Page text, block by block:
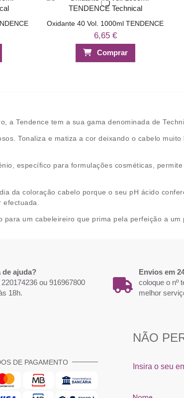
Oxidante 40 Vol. 1000ml TENDENCE
6,65 €
Comprar
a Tendence tem a sua gama denominada de
Tonaliza e matiza a cor deixando o cabelo
específico para formulações cosméticas,
da coloração cabelo porque o seu pH ácido
um cabeleireiro que prima pela perfeição a um
de ajuda?
220174236 ou 916967800
18h.
Envios em
coloque o nº
melhor
DE PAGAMENTO